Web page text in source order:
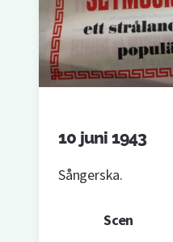
10 juni 1943
Sångerska.
Scen